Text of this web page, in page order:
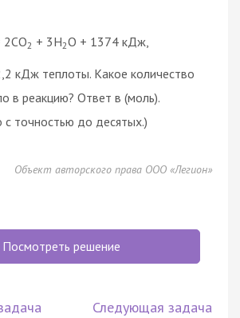
2CO2 + 3H2O + 1374 кДж,
кДж теплоты. Какое количество
в реакцию? Ответ в (моль).
с точностью до десятых.)
Объект авторского права ООО «Легион»
Посмотреть решение
Следующая задача